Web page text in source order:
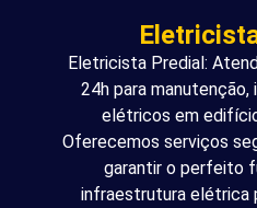
Eletricista Predial:
24h para
elétricos em
Oferecemos serviços
garantir o perfeito
infraestrutura elétrica